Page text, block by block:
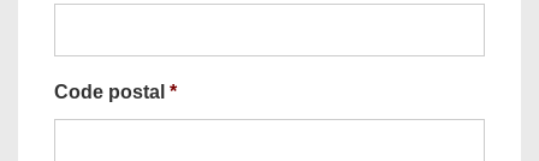
Code postal *